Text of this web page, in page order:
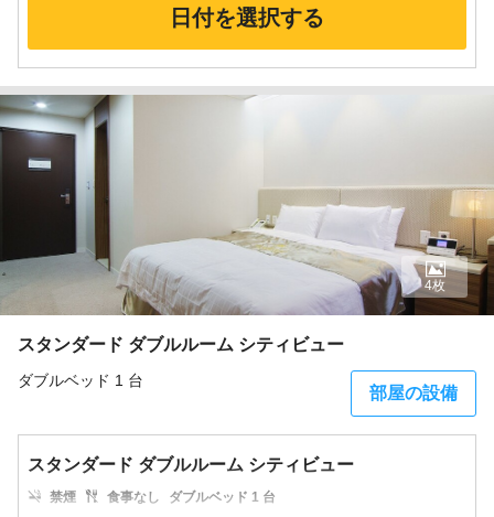
日付を選択する
スタンダード ダブルルーム シティビュー
ダブルベッド 1 台
部屋の設備
4枚
スタンダード ダブルルーム シティビュー
禁煙 食事なし
ダブルベッド 1 台